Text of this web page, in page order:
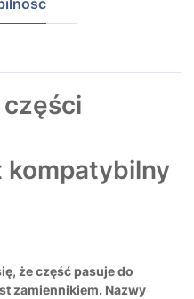
kompatybilny
że część pasuje do
zamiennikiem. Nazwy